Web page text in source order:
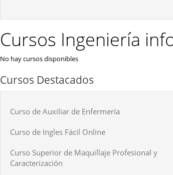
Cursos Ingeniería
No hay cursos disponibles
Cursos Destacados
Curso de Auxiliar de Enfermería
Curso de Ingles Fácil Online
Curso Superior de Maquillaje Profesional y
Caracterización